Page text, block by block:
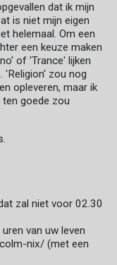
dat ik mijn
is niet mijn eigen
helemaal. Om een
een keuze maken
of 'Trance' lijken
'Religion' zou nog
opleveren, maar ik
goede zou
zal niet voor 02.30
van uw leven
nix/ (met een